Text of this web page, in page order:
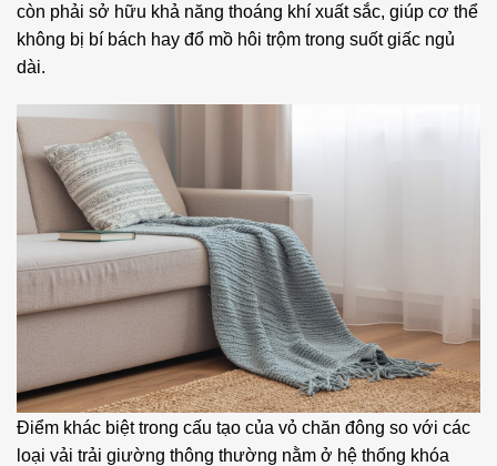
còn phải sở hữu khả năng thoáng khí xuất sắc, giúp cơ thể
không bị bí bách hay đổ mồ hôi trộm trong suốt giấc ngủ
dài.
Điểm khác biệt trong cấu tạo của vỏ chăn đông so với các
loại vải trải giường thông thường nằm ở hệ thống khóa